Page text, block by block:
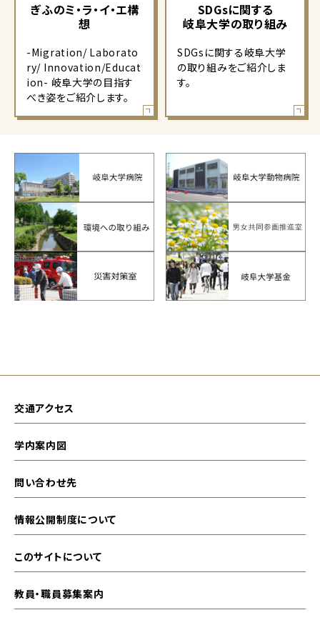
ぎふのミ・ラ・イ・エ構
想
-Migration/ Laborato
ry/ Innovation/Educat
ion- 岐阜大学の目指す
べき姿をご紹介します。
SDGsに関する
岐阜大学の取り組み
SDGsに関する岐阜大学
の取り組みをご紹介しま
す。
交通アクセス
学内案内図
問い合わせ先
情報公開制度について
このサイトについて
教員・職員募集案内